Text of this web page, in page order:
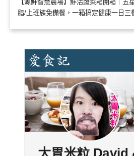
【源鮮智慧農場】鮮活蔬菜箱開箱｜五
脂/上班族免備餐，一箱搞定健康一日三